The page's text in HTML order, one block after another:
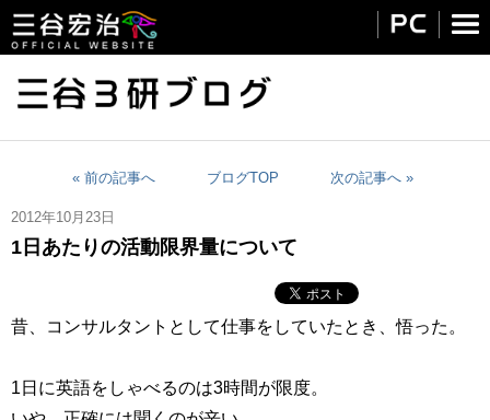
« 前の記事へ ブログTOP 次の記事へ »
2012年10月23日
1日あたりの活動限界量について
昔、コンサルタントとして仕事をしていたとき、悟った。
1日に英語をしゃべるのは3時間が限度。